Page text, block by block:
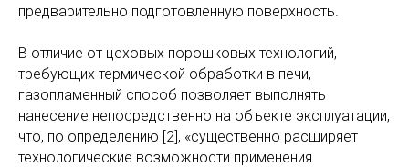
предварительно подготовленную поверхность.
В отличие от цеховых порошковых технологий,
требующих термической обработки в печи,
газопламенный способ позволяет выполнять
нанесение непосредственно на объекте эксплуатации,
что, по определению [2], «существенно расширяет
технологические возможности применения